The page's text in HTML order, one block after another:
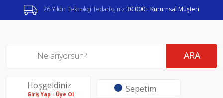
26 Yıldır Teknoloji Tedarikçiniz30.000+ Kurumsal Müşteri
ARA
Hoşgeldiniz
Giriş Yap - Üye Ol Sepetim